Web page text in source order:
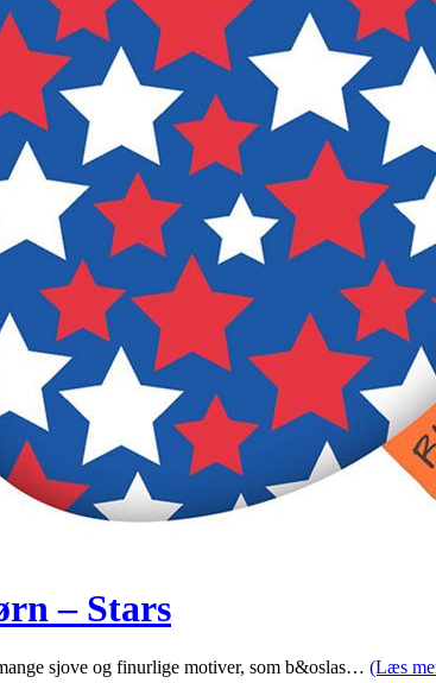
– Stars
sjove og finurlige motiver, som b&oslas… (Læs